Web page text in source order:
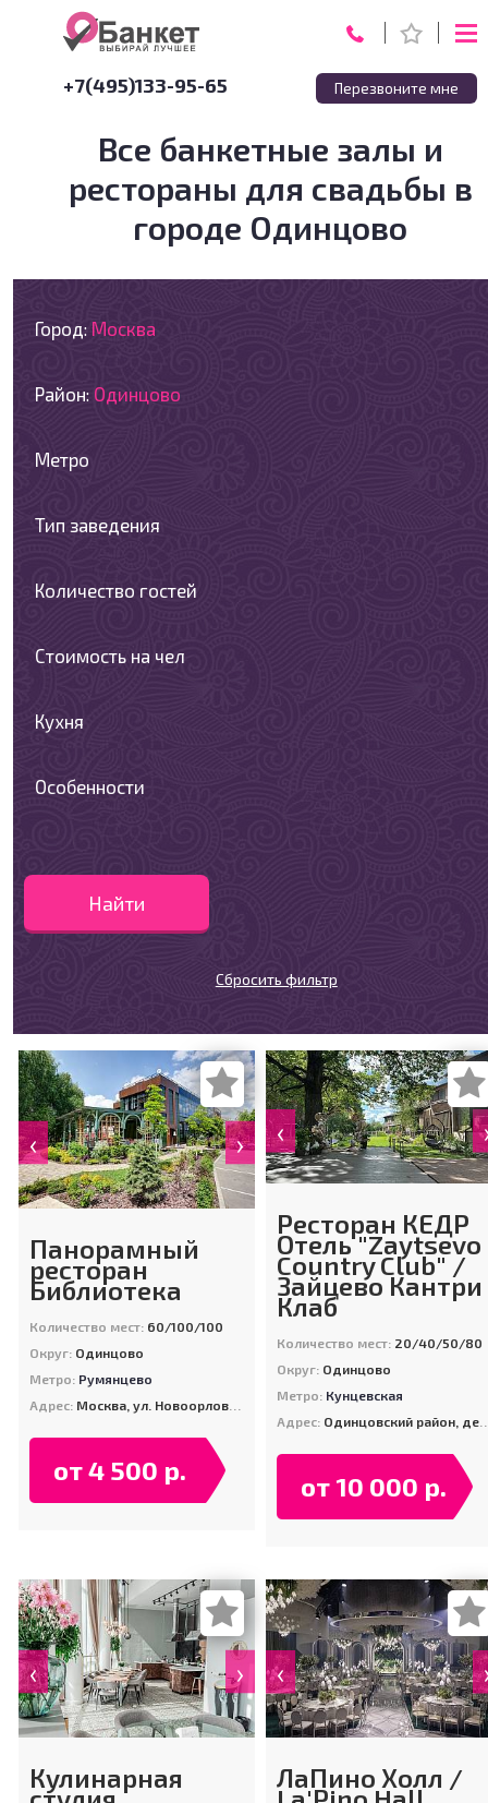
+7(495)133-95-65 Перезвоните мне
Все банкетные залы и
рестораны для свадьбы в
городе Одинцово
Город: Москва
Район: Одинцово
Метро
Тип заведения
Количество гостей
Стоимость на чел
Кухня
Особенности
Найти
Сбросить фильтр
‹ ›
Панорамный
ресторан
Библиотека
Количество мест: 60/100/100
Округ: Одинцово
Метро: Румянцево
Адрес: Москва, ул. Новоорловская, д. 9
от 4 500 р.
‹
Ресторан КЕДР
Отель "Zaytsevo
Country Club" /
Зайцево Кантри
Клаб
Количество мест: 20/40/50/80
Округ: Одинцово
Метро: Кунцевская
Адрес: Одинцовский район, деревня Зайцево, улица Сосновая, дом 3
от 10 000 р.
‹ ›
Кулинарная
‹
ЛаПино Холл /